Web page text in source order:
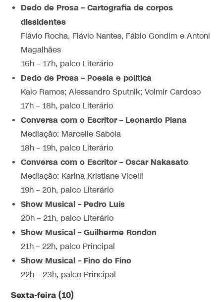
Dedo de Prosa – Cartografia de corpos
dissidentes
Flávio Rocha, Flávio Nantes, Fábio Gondim e Antoni
Magalhães
16h – 17h, palco Literário
Dedo de Prosa – Poesia e política
Kaio Ramos; Alessandro Sputnik; Volmir Cardoso
17h – 18h, palco Literário
Conversa com o Escritor – Leonardo Piana
Mediação: Marcelle Saboia
18h – 19h, palco Literário
Conversa com o Escritor – Oscar Nakasato
Mediação: Karina Kristiane Vicelli
19h – 20h, palco Literário
Show Musical – Pedro Luís
20h – 21h, palco Literário
Show Musical – Guilherme Rondon
21h – 22h, palco Principal
Show Musical – Fino do Fino
22h – 23h, palco Principal
Sexta-feira (10)